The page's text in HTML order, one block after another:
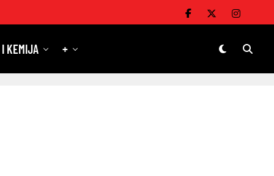
KEMIJA +